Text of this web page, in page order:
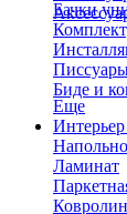
Бачки
Биде и
Еще
Ламинат
Ковролин